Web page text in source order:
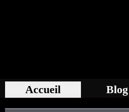
Accueil Blog